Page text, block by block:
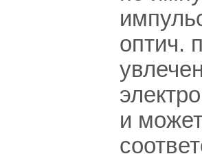
оптич.
и